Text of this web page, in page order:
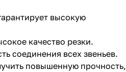
высокую
качество резки.
соединения всех звеньев.
повышенную прочность,